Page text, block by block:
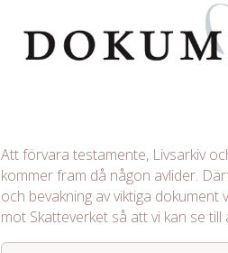
Att förvara testamente, Livsarkiv
kommer fram då någon avlider.
och bevakning av viktiga
mot Skatteverket så att vi kan se